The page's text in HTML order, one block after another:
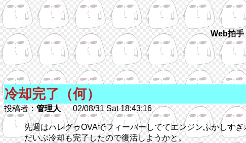
Web拍手
冷却完了（何）
投稿者： 管理人02/08/31 Sat 18:43:16
先週はハレグゥOVAでフィーバーしててエンジンふかしす
だいぶ冷却も完了したので復活しようかと。